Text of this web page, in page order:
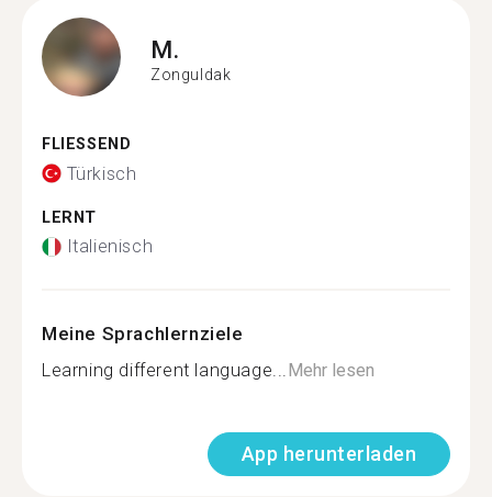
M.
Zonguldak
FLIESSEND
Türkisch
LERNT
Italienisch
Meine Sprachlernziele
Learning different language...Mehr lesen
App herunterladen